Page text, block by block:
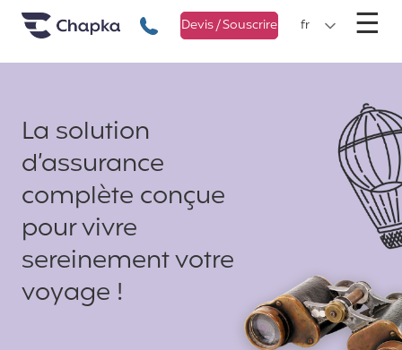
Chapka Assurances Voyages
+33 1 74 85 50 50
Devis / Souscrire fr ☰
La solution
d’assurance
complète conçue
pour vivre
sereinement votre
voyage !